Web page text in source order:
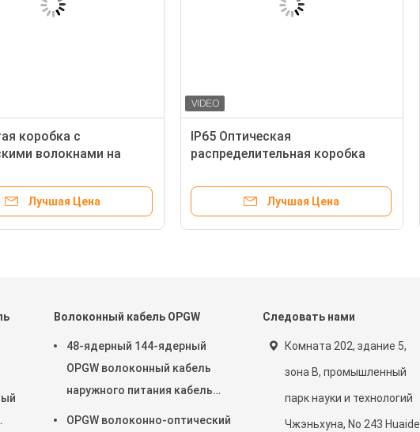
коробка с
волокнами на
CTO FDB
Лучшая Цена
IP65 Оптическая
распределительная коробка
Лучшая Цена
Волоконный кабель OPGW
48-ядерный 144-ядерный
OPGW волоконный кабель
наружного питания кабель
OPGW волоконно-оптический
Следовать нами
Комната 202, здание 5,
зона B, промышленный
парк науки и технологий
Чжэньхуна, No 243 Huaide